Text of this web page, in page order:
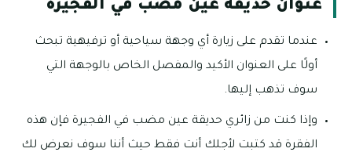
عنوان حديقة عين مضب في الفجيرة
عندما تقدم على زيارة أي وجهة سياحية أو ترفيهية تبحث
أولًا على العنوان الأكيد والمفصل الخاص بالوجهة التي
سوف تذهب إليها.
وإذا كنت من زائري حديقة عين مضب في الفجيرة فإن هذه
الفقرة قد كتبت لأجلك أنت فقط حيث أننا سوف نعرض لك